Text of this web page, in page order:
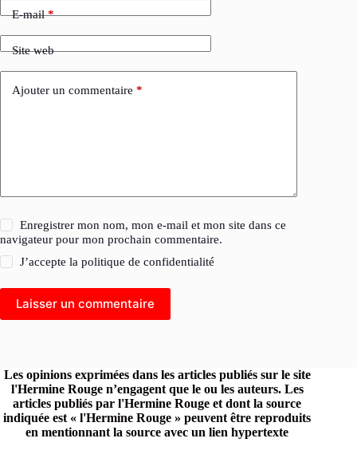
E-mail*
Site web
Ajouter un commentaire *
Enregistrer mon nom, mon e-mail et mon site dans ce
navigateur pour mon prochain commentaire.
J’accepte lapolitique de confidentialité
Laisser un commentaire
Les opinions exprimées dans les articles publiés sur le site
l'Hermine Rouge n’engagent que le ou les auteurs. Les
articles publiés par l'Hermine Rouge et dont la source
indiquée est « l'Hermine Rouge » peuvent être reproduits
en mentionnant la source avec un lien hypertexte